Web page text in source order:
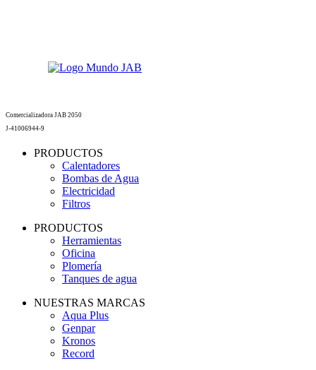
Comercializadora JAB 2050
J-41006944-9
PRODUCTOS
Calentadores
Bombas de Agua
Electricidad
Filtros
PRODUCTOS
Herramientas
Oficina
Plomería
Tanques de agua
NUESTRAS MARCAS
Aqua Plus
Genpar
Kronos
Record